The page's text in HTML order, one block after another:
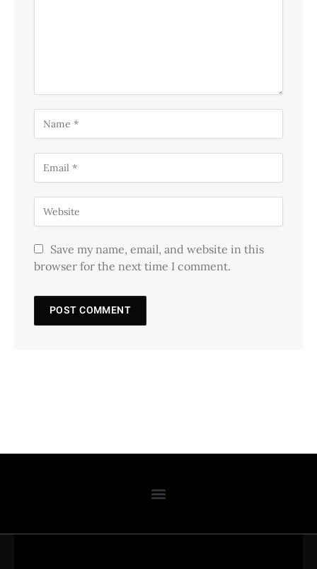
Save my name, email, and website in this
browser for the next time I comment.